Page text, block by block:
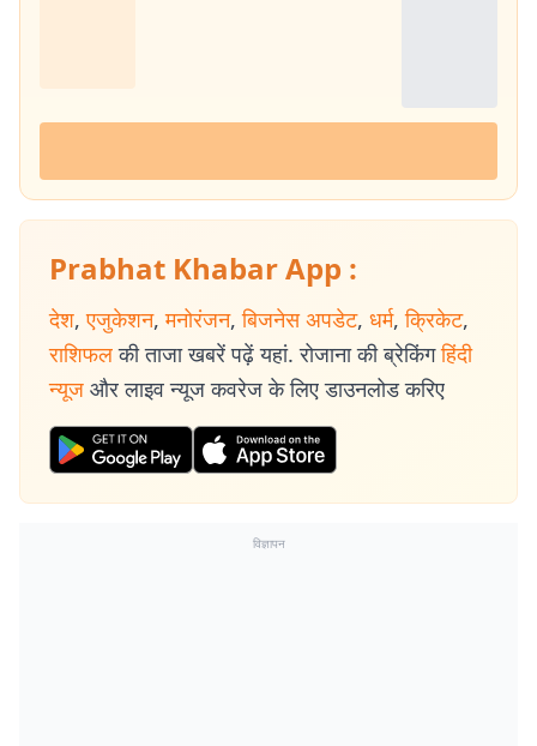
Prabhat Khabar App :
देश, एजुकेशन, मनोरंजन, बिजनेस अपडेट, धर्म, क्रिकेट,
राशिफल की ताजा खबरें पढ़ें यहां. रोजाना की ब्रेकिंग हिंदी
न्यूज और लाइव न्यूज कवरेज के लिए डाउनलोड करिए
विज्ञापन